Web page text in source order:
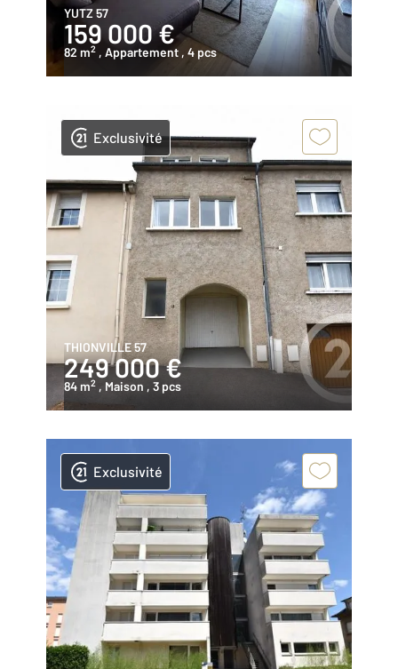
YUTZ 57
159 000 €
82 m2 , Appartement , 4 pcs
Exclusivité
THIONVILLE 57
249 000 €
84 m2 , Maison , 3 pcs
Exclusivité